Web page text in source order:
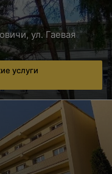
ул. Гаевая
услуги